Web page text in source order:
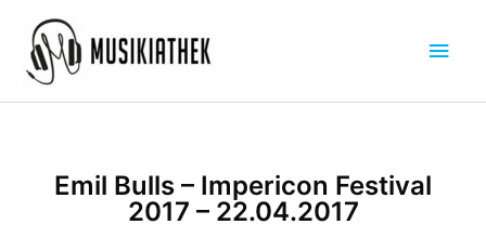
Inhalt
springen
Emil Bulls – Impericon Festival
2017 – 22.04.2017